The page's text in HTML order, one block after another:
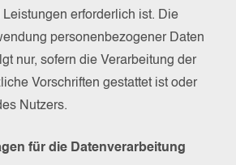
erforderlich ist. Die
personenbezogener Daten
nur, sofern die Verarbeitung der
Vorschriften gestattet ist oder
Nutzers.
für die Datenverarbeitung